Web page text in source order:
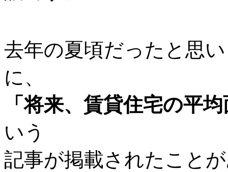
去年の夏頃だったと思
に、
「将来、賃貸住宅の平
いう
記事が掲載されたこと